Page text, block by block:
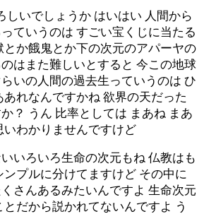
しいでしょうか はいはい 人間から
ていうのは すごい宝くじに当たる
とか餓鬼とか下の次元のアパーヤの
はまた難しいとすると 今この地球
いの人間の過去生っていうのは ひ
あれなんですかね 欲界の天だった
？ うん 比率としては まあね まあ
わかりませんですけど
いろいろ生命の次元もね 仏教はも
ンプルに分けてますけど その中に
さんあるみたいんですよ 生命次元
だから説かれてないんですよ う